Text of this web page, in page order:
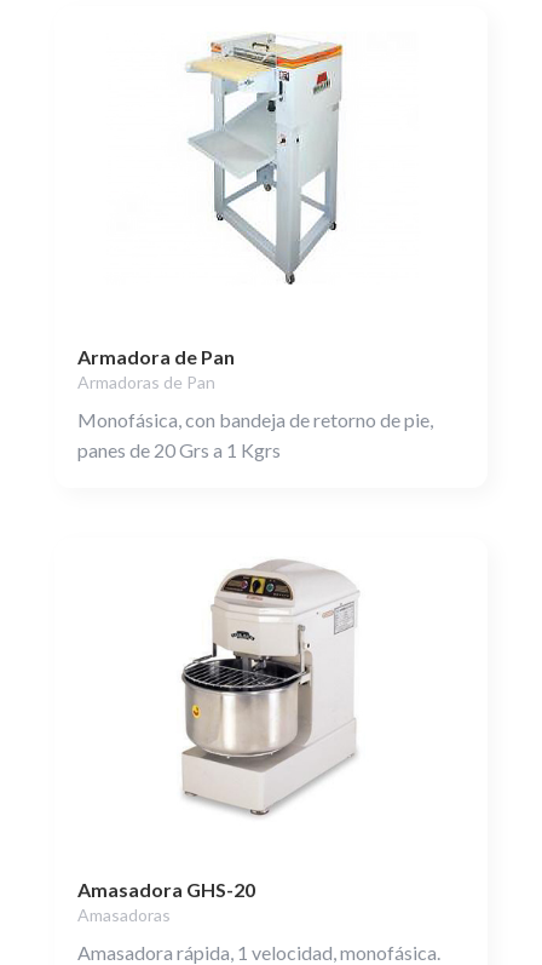
Armadora de Pan
Armadoras de Pan
Monofásica, con bandeja de retorno de pie,
panes de 20 Grs a 1 Kgrs
Amasadora GHS-20
Amasadoras
Amasadora rápida, 1 velocidad, monofásica.